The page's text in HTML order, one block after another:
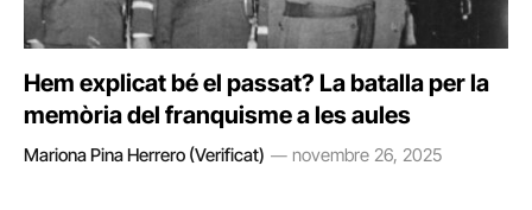
Hem explicat bé el passat? La batalla per la
memòria del franquisme a les aules
Mariona Pina Herrero (Verificat) novembre 26, 2025